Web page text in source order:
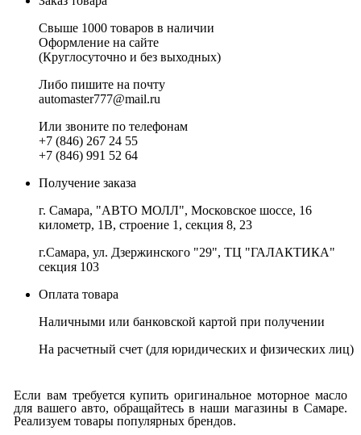
Свыше 1000 товаров в наличии
Оформление на сайте
(Круглосуточно и без выходных)
Либо пишите на почту
automaster777@mail.ru
Или звоните по телефонам
+7 (846) 267 24 55
+7 (846) 991 52 64
Получение заказа
г. Самара, "АВТО МОЛЛ", Московское шоссе, 16
километр, 1В, строение 1, секция 8, 23
г.Самара, ул. Дзержинского "29", ТЦ "ГАЛАКТИКА"
секция 103
Оплата товара
Наличными или банковской картой при получении
На расчетный счет (для юридических и физических лиц)
Если вам требуется купить оригинальное моторное масло
для вашего авто, обращайтесь в наши магазины в Самаре.
Реализуем товары популярных брендов.